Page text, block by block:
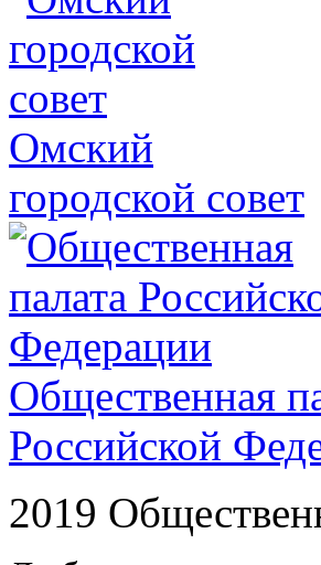
Омский
городской совет
Общественная
Российской
2019